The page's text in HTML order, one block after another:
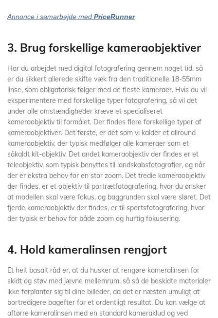
Annonce i samarbejde med PriceRunner
3. Brug forskellige kameraobjektiver
Har du arbejdet med digital fotografering gennem noget tid, så
er du sikkert allerede skifte væk fra den traditionelle 18-55mm
linse, som obligatorisk følger med de fleste kameraer. Hvis du vil
eksperimentere med forskellige typer fotografering, så vil det
under alle omstændigheder kræve et specialiseret
kameraobjektiv til formålet. Der findes flere forskellige typer af
kameraobjektiver. Det første, er det som vi kalder et allround
kameraobjektiv, der typisk medfølger alle kameraer som et
såkaldt kit-objektiv. Det andet kameraobjektiv der findes er et
teleobjektiv, som typisk benyttes til landskabsfotografier, og når
der er ekstra behov for en stor zoom. Det tredie kameraobjektiv
der findes, er et objektiv til portrætfotografering, hvor du ønsker
at modellen skal være fokus, og baggrunden skal være sløret. Det
fjerde kameraobjektiv der findes, er til sportsfotografering, hvor
der typisk er behov for både zoom og hurtig fokusering.
4. Hold kameralinsen rengjort
Et helt basalt råd er, at du husker at rengøre kameralinsen for
skidt og støv med jævne mellemrum, så så de beskidte materialer
ikke forplanter sig til dine billeder, da det er næsten umuligt at
bortredigere bagefter for et ordentligt resultat. Du kan vælge at
aftørre kameralinsen med en standard kameraklud og ved